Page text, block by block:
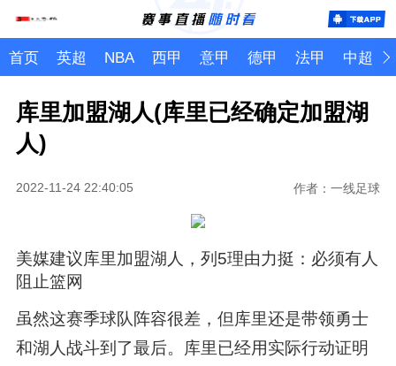
首页 英超 NBA 西甲 意甲 德甲 法甲 中超
库里加盟湖人(库里已经确定加盟湖
人)
2022-11-24 22:40:05 作者：一线足球
美媒建议库里加盟湖人，列5理由力挺：必须有人
阻止篮网
虽然这赛季球队阵容很差，但库里还是带领勇士
和湖人战斗到了最后。库里已经用实际行动证明